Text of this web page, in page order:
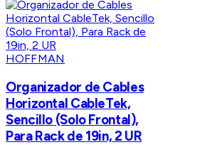
HOFFMAN
Organizador de Cables
Horizontal CableTek,
Sencillo (Solo Frontal),
Para Rack de 19in, 2 UR